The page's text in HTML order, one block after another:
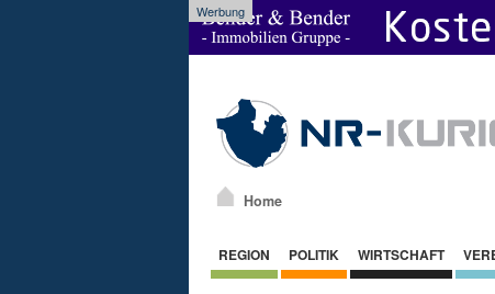
Werbung
Home
REGION POLITIK WIRTSCHAFT